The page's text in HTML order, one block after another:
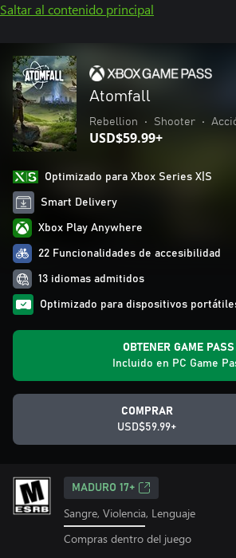
Saltar al contenido principal
Atomfall
Rebellion • Shooter •
USD$59.99+
Optimizado para Xbox Series X|S
Smart Delivery
Xbox Play Anywhere
22 Funcionalidades de accesibilidad
13 idiomas admitidos
Optimizado para dispositivos
OBTENER GAME PASS
Incluido en PC Game
COMPRAR
USD$59.99+
MADURO 17+
Sangre, Violencia, Lenguaje
Compras dentro del juego